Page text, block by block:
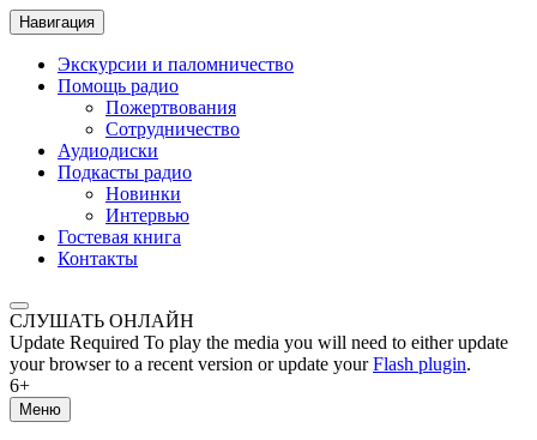
Навигация
Экскурсии и паломничество
Помощь радио
Пожертвования
Сотрудничество
Аудиодиски
Подкасты радио
Новинки
Интервью
Гостевая книга
Контакты
СЛУШАТЬ ОНЛАЙН
Update Required To play the media you will need to either update
your browser to a recent version or update yourFlash plugin.
6+
Меню